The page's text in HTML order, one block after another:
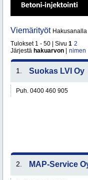
Viemärityöt
Tulokset 1 - 50 | Sivu 1 2
Järjestä hakuarvon nimen
1. Suokas LVI Oy
Puh. 0400 460 905
2. MAP-Service